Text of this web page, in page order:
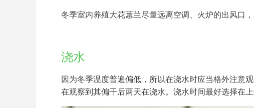
冬季室内养殖大花蕙兰尽量远离空调、火炉的出风口
浇水
因为冬季温度普遍偏低，所以在浇水时应当格外注意
在观察到其偏干后两天在浇水。浇水时间最好选择在